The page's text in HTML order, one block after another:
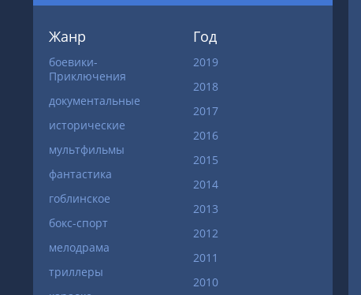
Жанр
боевики-
Приключения
документальные
исторические
мультфильмы
фантастика
гоблинское
бокс-спорт
мелодрама
триллеры
Год
2019
2018
2017
2016
2015
2014
2013
2012
2011
2010